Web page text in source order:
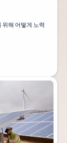
위해 어떻게 노력